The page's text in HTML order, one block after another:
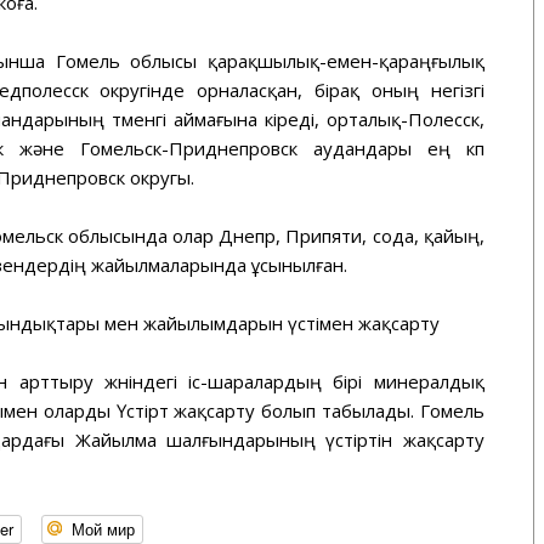
Гомель облысы қарақшылық-емен-қараңғылық
округінде орналасқан, бірақ оның негізгі
төменгі аймағына кіреді, орталық-Полесск,
және Гомельск-Приднепровск аудандары ең көп
округы.
облысында олар Днепр, Припяти, сода, қайың,
жайылмаларында ұсынылған.
мен жайылымдарын үстімен жақсарту
арттыру жөніндегі іс-шаралардың бірі минералдық
оларды Үстірт жақсарту болып табылады. Гомель
Жайылма шалғындарының үстіртін жақсарту
Мой мир